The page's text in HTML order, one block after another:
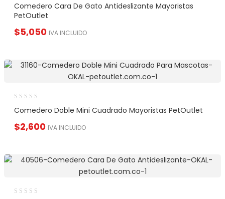
Comedero Cara De Gato Antideslizante Mayoristas
PetOutlet
$5,050 IVA INCLUIDO
Comedero Doble Mini Cuadrado Mayoristas PetOutlet
$2,600 IVA INCLUIDO